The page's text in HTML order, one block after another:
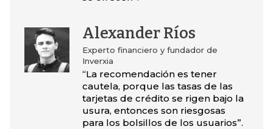
Alexander Ríos
Experto financiero y fundador de
Inverxia
“La recomendación es tener
cautela, porque las tasas de las
tarjetas de crédito se rigen bajo la
usura, entonces son riesgosas
para los bolsillos de los usuarios”.